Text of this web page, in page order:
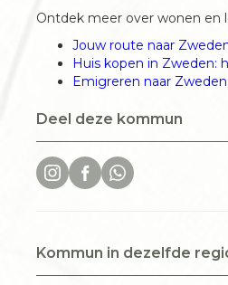
Ontdek meer over wonen en
Jouw route naar
Huis kopen in Zweden:
Emigreren naar
Deel deze kommun
Kommun in dezelfde